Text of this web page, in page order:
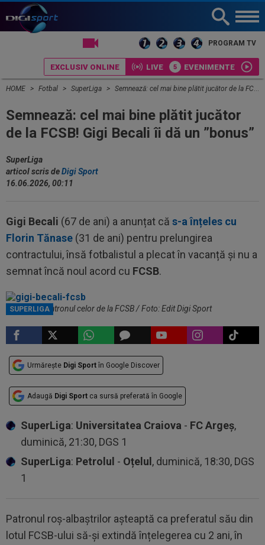
PROGRAM TV
EXCLUSIV ONLINE LIVE EVENIMENTE
HOME Fotbal SuperLiga Semnează: cel mai bine plătit jucător de la FCSB! Gigi Becali îi dă un ”bonus”
Semnează: cel mai bine plătit jucător
de la FCSB! Gigi Becali îi dă un ”bonus”
SuperLiga
articol scris deDigi Sport
16.06.2026, 00:11
Gigi Becali (67 de ani) a anunțat că s-a înțeles cu
Florin Tănase (31 de ani) pentru prelungirea
contractului, însă fotbalistul a plecat în vacanță și nu a
semnat încă noul acord cu FCSB.
SUPERLIGA
Gigi Becali, patronul celor de la FCSB / Foto: Edit Digi Sport
Urmărește Digi Sport în Google Discover
Adaugă Digi Sport ca sursă preferată în Google
SuperLiga: Universitatea Craiova - FC Argeș,
duminică, 21:30, DGS 1
SuperLiga: Petrolul - Oțelul , duminică, 18:30, DGS
1
Patronul roș-albaștrilor așteaptă ca preferatul său din
lotul FCSB-ului să-și extindă înțelegerea cu 2 ani, în